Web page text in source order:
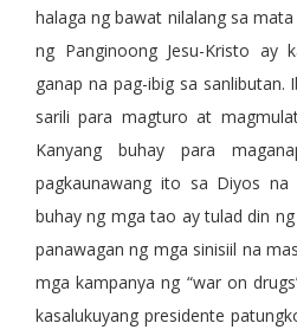
halaga ng bawat nilalang sa
ng Panginoong Jesu-Kristo ay
ganap na pag-ibig sa sanlibutan.
sarili para magturo at
Kanyang buhay para
pagkaunawang ito sa Diyos
buhay ng mga tao ay tulad din
panawagan ng mga sinisiil na
mga kampanya ng “war on
kasalukuyang presidente